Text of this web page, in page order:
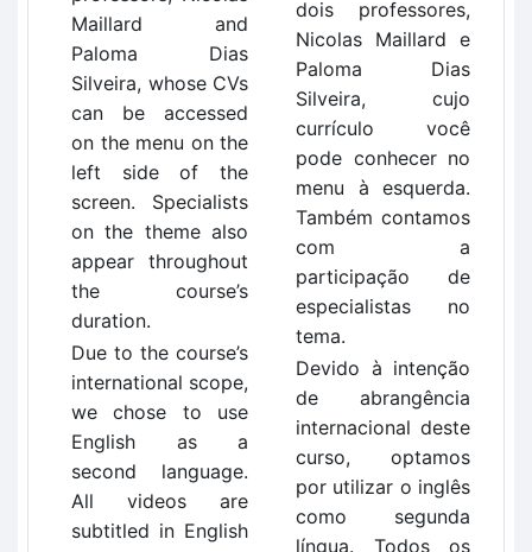
Maillard and
Paloma Dias
Silveira, whose CVs
can be accessed
on the menu on the
left side of the
screen. Specialists
on the theme also
appear throughout
the course’s
duration.
Due to the course’s
international scope,
we chose to use
English as a
second language.
All videos are
subtitled in English
dois professores,
Nicolas Maillard e
Paloma Dias
Silveira, cujo
currículo você
pode conhecer no
menu à esquerda.
Também contamos
com a
participação de
especialistas no
tema.
Devido à intenção
de abrangência
internacional deste
curso, optamos
por utilizar o inglês
como segunda
língua. Todos os